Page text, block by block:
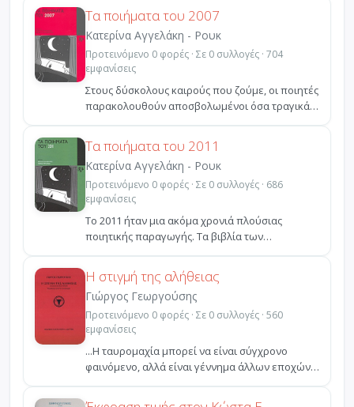
Τα ποιήματα του 2007
Κατερίνα Αγγελάκη - Ρουκ
Προτεινόμενο 0 φορές · Σε 0 συλλογές · 704
εμφανίσεις
Στους δύσκολους καιρούς που ζούμε, οι ποιητές
παρακολουθούν αποσβολωμένοι όσα τραγικά
και παράδοξα σ...
Τα ποιήματα του 2011
Κατερίνα Αγγελάκη - Ρουκ
Προτεινόμενο 0 φορές · Σε 0 συλλογές · 686
εμφανίσεις
Το 2011 ήταν μια ακόμα χρονιά πλούσιας
ποιητικής παραγωγής. Τα βιβλία των
πρωτοεμφανιζόμενων ποιητών...
Η στιγμή της αλήθειας
Γιώργος Γεωργούσης
Προτεινόμενο 0 φορές · Σε 0 συλλογές · 560
εμφανίσεις
...Η ταυρομαχία μπορεί να είναι σύγχρονο
φαινόμενο, αλλά είναι γέννημα άλλων εποχών,
όταν, εκτός από...